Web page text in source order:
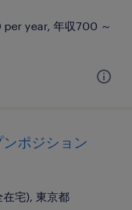
year, 年収700 ～
ンポジション
宅), 東京都